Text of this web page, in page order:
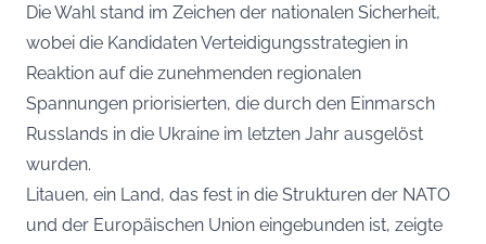
Die Wahl stand im Zeichen der nationalen Sicherheit,
wobei die Kandidaten Verteidigungsstrategien in
Reaktion auf die zunehmenden regionalen
Spannungen priorisierten, die durch den Einmarsch
Russlands in die Ukraine im letzten Jahr ausgelöst
wurden.
Litauen, ein Land, das fest in die Strukturen der NATO
und der Europäischen Union eingebunden ist, zeigte